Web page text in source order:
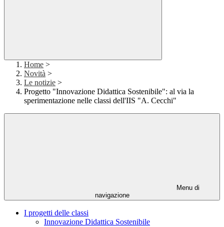
Home >
Novità >
Le notizie >
Progetto "Innovazione Didattica Sostenibile": al via la
sperimentazione nelle classi dell'IIS "A. Cecchi"
Menu di
navigazione
I progetti delle classi
Innovazione Didattica Sostenibile